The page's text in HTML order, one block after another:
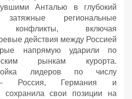
Анталью в глубокий
региональные
конфликты, включая
действия между Россией
напрямую ударили по
рынкам курорта.
лидеров по числу
— Россия, Германия и
сохранила свои позиции на